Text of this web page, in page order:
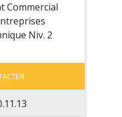
Commercial
Niv. 2